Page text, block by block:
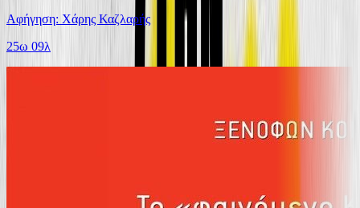
Αφήγηση: Χάρης Καζλαρής
25ω 09λ